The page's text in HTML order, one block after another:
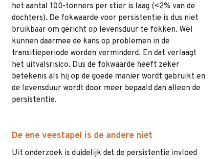
het aantal 100-tonners per stier is laag (<2% van de
dochters). De fokwaarde voor persistentie is dus niet
bruikbaar om gericht op levensduur te fokken. Wel
kunnen daarmee de kans op problemen in de
transitieperiode worden verminderd. En dat verlaagt
het uitvalsrisico. Dus de fokwaarde heeft zeker
betekenis als hij op de goede manier wordt gebruikt en
de levensduur wordt door meer bepaald dan alleen de
persistentie.
De ene veestapel is de andere niet
Uit onderzoek is duidelijk dat de persistentie invloed